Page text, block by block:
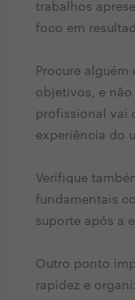
trabalhos
foco em
Procure
objetivos, e não
profissional vai
experiência do
Verifique
fundamentais
suporte após a
Outro ponto
rapidez e